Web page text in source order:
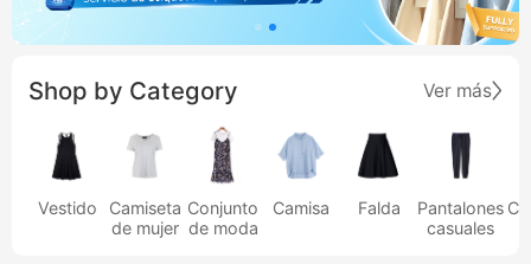
Shop by Category Ver más
Vestido
Camiseta
de mujer
Conjunto
de moda
Camisa Falda
Pantalones
casuales